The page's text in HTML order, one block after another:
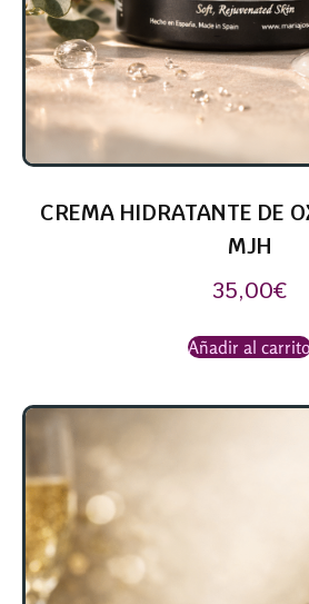
CREMA HIDRATANTE DE
MJH
35,00€
Añadir al